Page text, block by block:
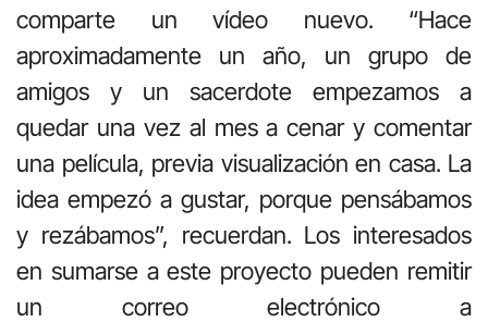
comparte un vídeo nuevo. “Hace
aproximadamente un año, un grupo de
amigos y un sacerdote empezamos a
quedar una vez al mes a cenar y comentar
una película, previa visualización en casa. La
idea empezó a gustar, porque pensábamos
y rezábamos”, recuerdan. Los interesados
en sumarse a este proyecto pueden remitir
un correo electrónico a